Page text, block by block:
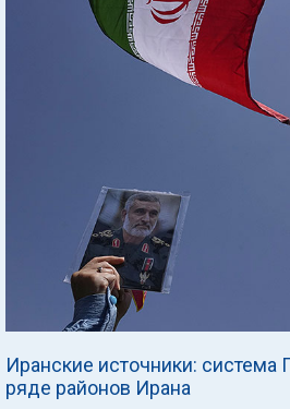
Иранские источники: система
ряде районов Ирана